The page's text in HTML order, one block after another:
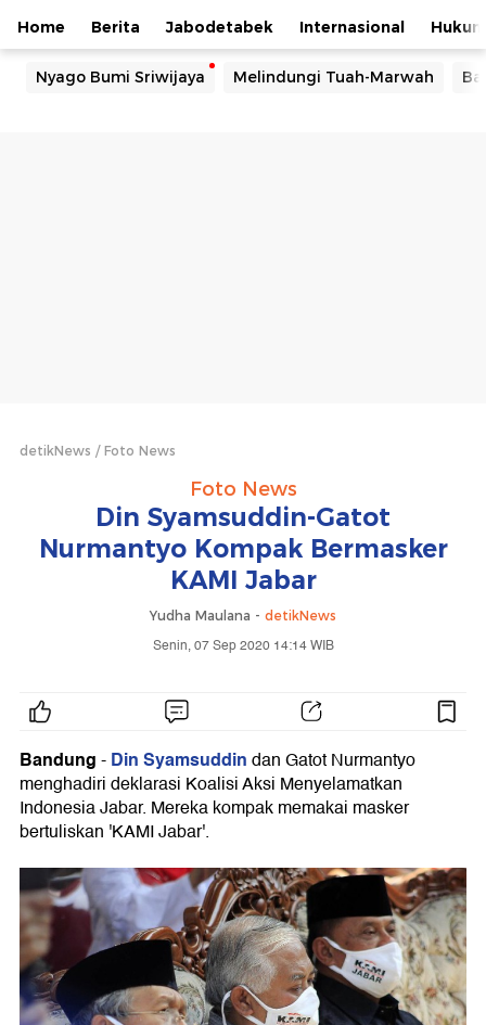
Home Berita Jabodetabek Internasional Hukum
Nyago Bumi Sriwijaya Melindungi Tuah-Marwah
detikNews Foto News
Foto News
Din Syamsuddin-Gatot
Nurmantyo Kompak Bermasker
KAMI Jabar
Yudha Maulana - detikNews
Senin, 07 Sep 2020 14:14 WIB
Bandung-Din Syamsuddindan Gatot Nurmantyo
menghadiri deklarasi Koalisi Aksi Menyelamatkan
Indonesia Jabar. Mereka kompak memakai masker
bertuliskan 'KAMI Jabar'.